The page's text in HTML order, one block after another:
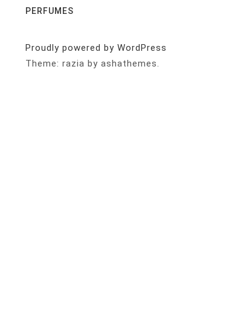
PERFUMES
Proudly powered by WordPress
Theme: razia by ashathemes.